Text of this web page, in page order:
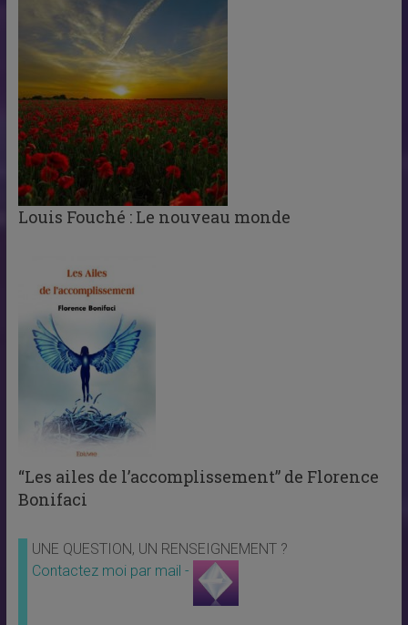
Louis Fouché : Le nouveau monde
“Les ailes de l’accomplissement” de Florence
Bonifaci
UNE QUESTION, UN RENSEIGNEMENT ?
Contactez moi par mail -